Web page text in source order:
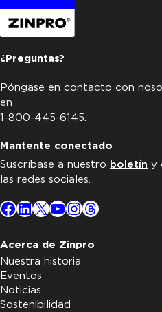
¿Preguntas?
Póngase en contacto con
en
1-800-445-6145.
Mantente conectado
Suscríbase a nuestro boletín y
las redes sociales.
Facebook
LinkedIn
X YouTube
Instagram
Threads
Acerca de Zinpro
Nuestra historia
Eventos
Noticias
Sostenibilidad